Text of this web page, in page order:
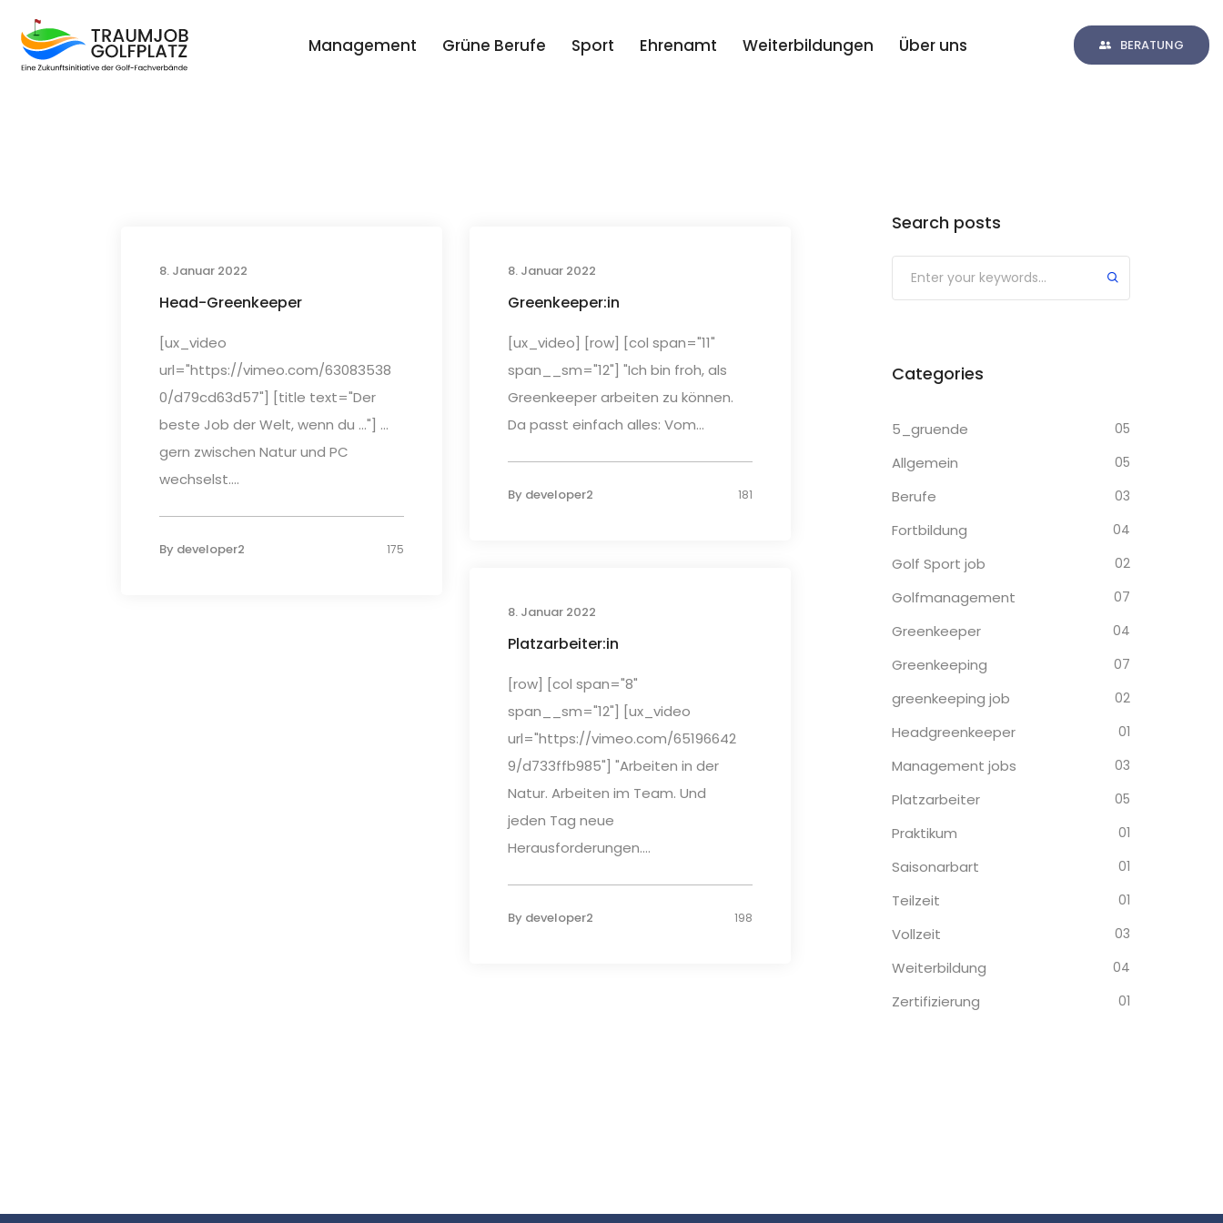
Management Grüne Berufe Sport Ehrenamt Weiterbildungen Über uns BERATUNG
8. Januar 2022
Head-Greenkeeper
[ux_video
url="https://vimeo.com/63083538
0/d79cd63d57"] [title text="Der
beste Job der Welt, wenn du ..."] ...
gern zwischen Natur und PC
wechselst....
By developer2 175
8. Januar 2022
Greenkeeper:in
[ux_video] [row] [col span="11"
span__sm="12"] "Ich bin froh, als
Greenkeeper arbeiten zu können.
Da passt einfach alles: Vom...
By developer2 181
8. Januar 2022
Platzarbeiter:in
[row] [col span="8"
span__sm="12"] [ux_video
url="https://vimeo.com/65196642
9/d733ffb985"] "Arbeiten in der
Natur. Arbeiten im Team. Und
jeden Tag neue
Herausforderungen....
By developer2 198
Search posts
Categories
5_gruende 05
Allgemein 05
Berufe 03
Fortbildung 04
Golf Sport job 02
Golfmanagement 07
Greenkeeper 04
Greenkeeping 07
greenkeeping job 02
Headgreenkeeper 01
Management jobs 03
Platzarbeiter 05
Praktikum 01
Saisonarbart 01
Teilzeit 01
Vollzeit 03
Weiterbildung 04
Zertifizierung 01